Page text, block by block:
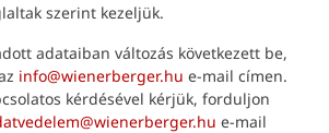
szerint kezeljük.
adataiban változás következett be,
info@wienerberger.hu e-mail címen.
kérdésével kérjük, forduljon
e-mail